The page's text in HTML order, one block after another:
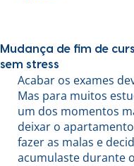
Mudança de fim de
sem stress
Acabar os exames
Mas para muitos
um dos momentos
deixar o
fazer as malas e
acumulaste durante